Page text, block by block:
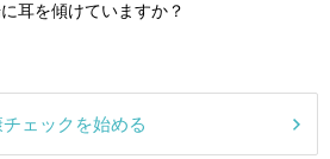
耳を傾けていますか？
ェックを始める